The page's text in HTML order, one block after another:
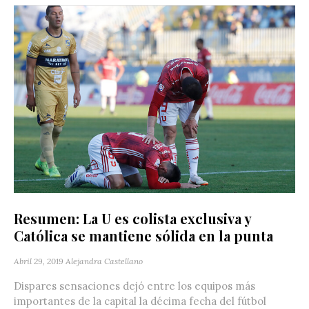
Resumen: La U es colista exclusiva y
Católica se mantiene sólida en la punta
Abril 29, 2019 Alejandra Castellano
Dispares sensaciones dejó entre los equipos más
importantes de la capital la décima fecha del fútbol